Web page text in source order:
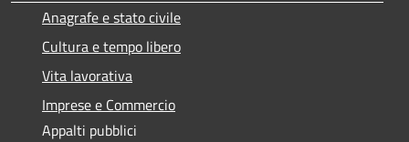
Anagrafe e stato civile
Cultura e tempo libero
Vita lavorativa
Imprese e Commercio
Appalti pubblici